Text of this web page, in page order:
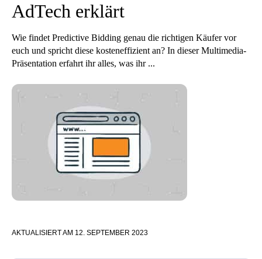
AdTech erklärt
Wie findet Predictive Bidding genau die richtigen Käufer vor
euch und spricht diese kosteneffizient an? In dieser Multimedia-
Präsentation erfahrt ihr alles, was ihr ...
AKTUALISIERT AM 12. SEPTEMBER 2023